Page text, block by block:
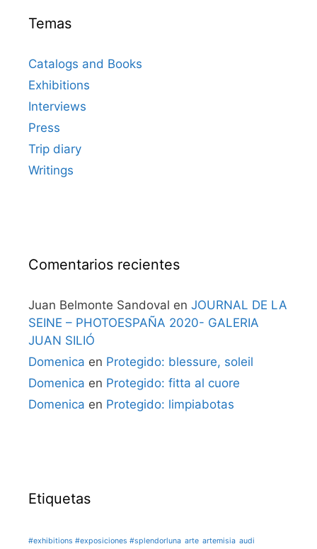
Temas
Catalogs and Books
Exhibitions
Interviews
Press
Trip diary
Writings
Comentarios recientes
Juan Belmonte Sandoval en JOURNAL DE LA
SEINE – PHOTOESPAÑA 2020- GALERIA
JUAN SILIÓ
Domenica en Protegido: blessure, soleil
Domenica en Protegido: fitta al cuore
Domenica en Protegido: limpiabotas
Etiquetas
#exhibitions #exposiciones #splendorluna arte artemisia audi